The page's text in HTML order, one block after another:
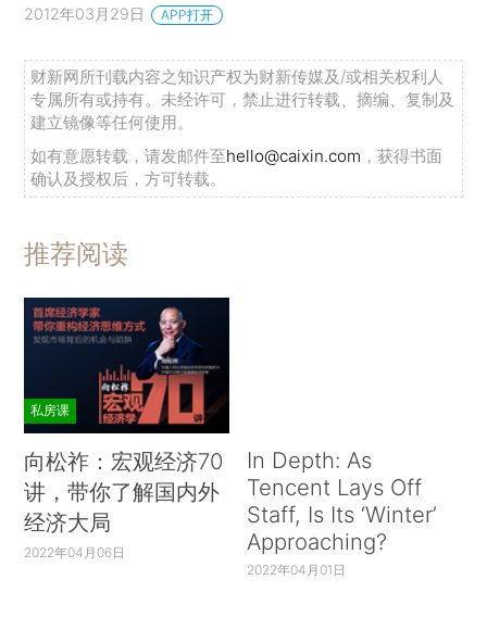
2012年03月29日 APP打开
财新网所刊载内容之知识产权为财新传媒及/或相关权利人
专属所有或持有。未经许可，禁止进行转载、摘编、复制及
建立镜像等任何使用。
如有意愿转载，请发邮件至hello@caixin.com ，获得书面
确认及授权后，方可转载。
推荐阅读
私房课
向松祚：宏观经济70
讲，带你了解国内外
经济大局
2022年04月06日
In Depth: As
Tencent Lays Off
Staff, Is Its ‘Winter’
Approaching?
2022年04月01日